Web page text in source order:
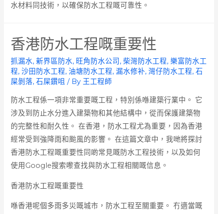
水材料同技術，以確保防水工程嘅可靠性。
香港防水工程嘅重要性
抓漏水,新界區防水, 旺角防水公司 ,柴灣防水工程,樂富防水工
程,沙田防水工程,油塘防水工程,漏水修补,灣仔防水工程,石
屎剝落,石屎鑽咀 / By 王工程師
防水工程係一項非常重要嘅工程，特別係喺建築行業中。 它
涉及到防止水分進入建築物和其他結構中，從而保護建築物
的完整性和耐久性。 在香港，防水工程尤為重要，因為香港
經常受到強降雨和颱風的影響。 在這篇文章中，我哋將探討
香港防水工程嘅重要性同啲常見嘅防水工程技術，以及如何
使用Google搜索嚟查找與防水工程相關嘅信息。
香港防水工程嘅重要性
喺香港呢個多雨多災嘅城市，防水工程至關重要。 冇適當嘅